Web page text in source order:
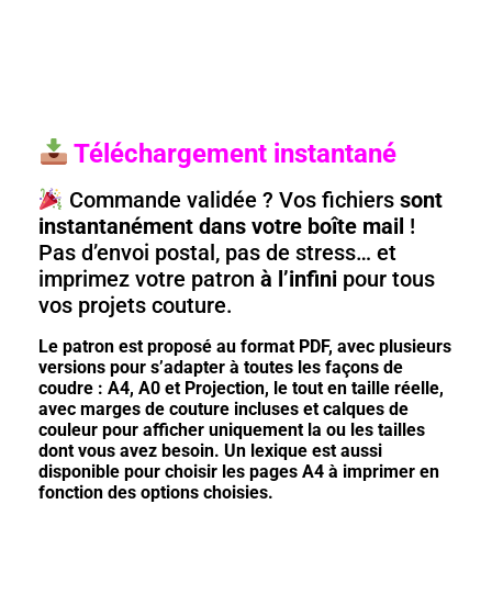
Téléchargement instantané
Commande validée ? Vos fichiers sont
instantanément dans votre boîte mail !
Pas d’envoi postal, pas de stress… et
imprimez votre patron à l’infini pour tous
vos projets couture.
Le patron est proposé au format PDF, avec plusieurs
versions pour s’adapter à toutes les façons de
coudre : A4, A0 et Projection, le tout en taille réelle,
avec marges de couture incluses et calques de
couleur pour afficher uniquement la ou les tailles
dont vous avez besoin. Un lexique est aussi
disponible pour choisir les pages A4 à imprimer en
fonction des options choisies.